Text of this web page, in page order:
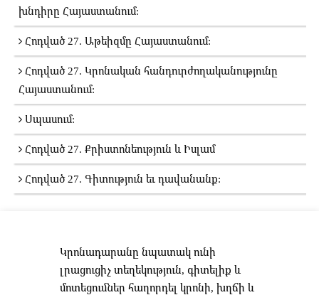
խնդիրը Հայաստանում:
Հոդված 27. Աթեիզմը Հայաստանում:
Հոդված 27. Կրոնական հանդուրժողականությունը
Հայաստանում:
Սպասում:
Հոդված 27. Քրիստոնեություն և Իսլամ
Հոդված 27. Գիտություն եւ դավանանք:
Կրոնադարանը նպատակ ունի
լրացուցիչ տեղեկություն, գիտելիք և
մոտեցումներ հաղորդել կրոնի, խղճի և